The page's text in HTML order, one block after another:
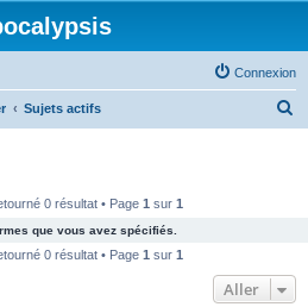
Connexion
Sujets actifs
c
0 résultat • Page 1 sur 1
que vous avez spécifiés.
0 résultat • Page 1 sur 1
Aller